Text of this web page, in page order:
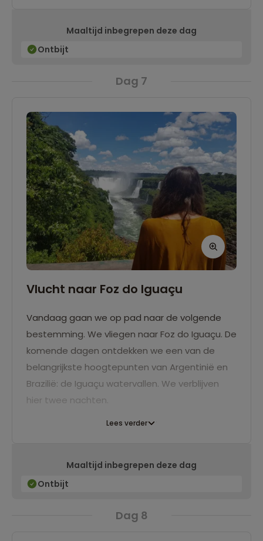
zijn nog zichtbaar. Als je het interessant vindt
kun je een kijkje nemen tijdens een optionele
Maaltijd inbegrepen deze dag
Ontbijt
Dag 7
Vlucht naar Foz do Iguaçu
Vandaag gaan we op pad naar de volgende
bestemming. We vliegen naar Foz do Iguaçu. De
komende dagen ontdekken we een van de
belangrijkste hoogtepunten van Argentinië en
Brazilië: de Iguaçu watervallen. We verblijven
hier twee nachten.
Lees verder
Maaltijd inbegrepen deze dag
Ontbijt
Dag 8